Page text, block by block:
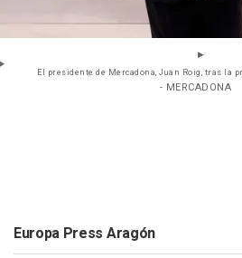
El presidente de Mercadona, Juan Roig, tras la
- MERCADONA
Europa Press Aragón